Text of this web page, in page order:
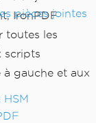
pièces jointes
IronPDF
toutes les
scripts
à gauche et aux